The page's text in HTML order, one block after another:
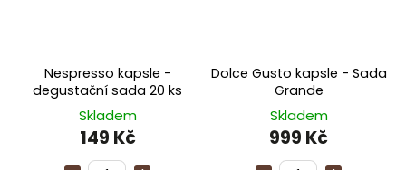
Nespresso kapsle -
degustační sada 20 ks
Skladem
149 Kč
Dolce Gusto kapsle - Sada
Grande
Skladem
999 Kč